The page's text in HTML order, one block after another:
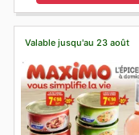
Valable jusqu'au 23 août